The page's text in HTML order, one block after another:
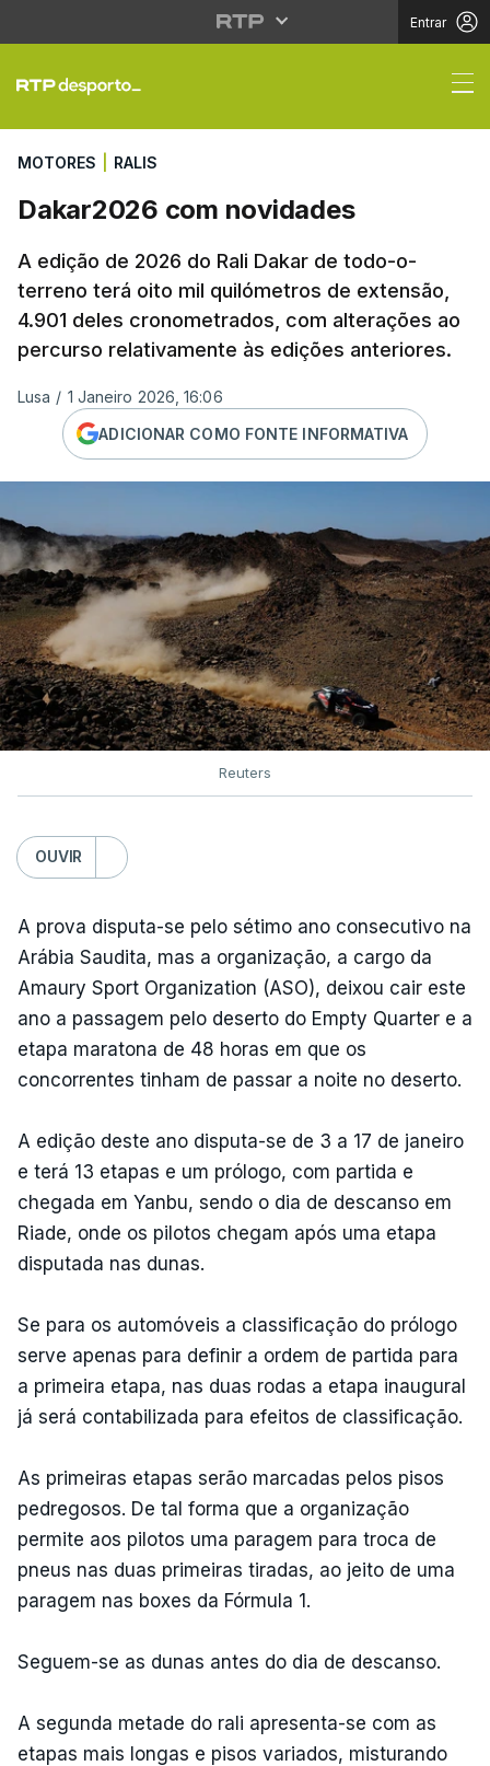
Entrar
Dakar2026 com
MOTORES RALIS
Dakar2026 com novidades
A edição de 2026 do Rali Dakar de todo-o-
terreno terá oito mil quilómetros de extensão,
4.901 deles cronometrados, com alterações ao
percurso relativamente às edições anteriores.
Lusa / 1 Janeiro 2026, 16:06
ADICIONAR COMO FONTE INFORMATIVA
Reuters
OUVIR
A prova disputa-se pelo sétimo ano consecutivo na
Arábia Saudita, mas a organização, a cargo da
Amaury Sport Organization (ASO), deixou cair este
ano a passagem pelo deserto do Empty Quarter e a
etapa maratona de 48 horas em que os
concorrentes tinham de passar a noite no deserto.
A edição deste ano disputa-se de 3 a 17 de janeiro
e terá 13 etapas e um prólogo, com partida e
chegada em Yanbu, sendo o dia de descanso em
Riade, onde os pilotos chegam após uma etapa
disputada nas dunas.
Se para os automóveis a classificação do prólogo
serve apenas para definir a ordem de partida para
a primeira etapa, nas duas rodas a etapa inaugural
já será contabilizada para efeitos de classificação.
As primeiras etapas serão marcadas pelos pisos
pedregosos. De tal forma que a organização
permite aos pilotos uma paragem para troca de
pneus nas duas primeiras tiradas, ao jeito de uma
paragem nas boxes da Fórmula 1.
Seguem-se as dunas antes do dia de descanso.
A segunda metade do rali apresenta-se com as
etapas mais longas e pisos variados, misturando